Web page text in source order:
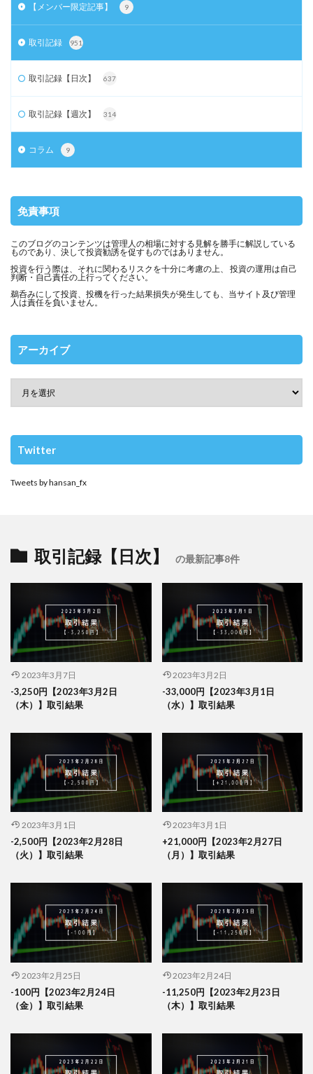
【メンバー限定記事】 9
取引記録 951
取引記録【日次】 637
取引記録【週次】 314
コラム 9
免責事項
このブログのコンテンツは管理人の相場に対する見解を勝手に解説している
ものであり、決して投資勧誘を促すものではありません。
投資を行う際は、それに関わるリスクを十分に考慮の上、 投資の運用は自己
判断・自己責任の上行ってください。
鵜呑みにして投資、投機を行った結果損失が発生しても、当サイト及び管理
人は責任を負いません。
アーカイブ
Twitter
Tweets by hansan_fx
取引記録【日次】 の最新記事8件
2023年3月7日
-3,250円【2023年3月2日
（木）】取引結果
2023年3月2日
-33,000円【2023年3月1日
（水）】取引結果
2023年3月1日
-2,500円【2023年2月28日
（火）】取引結果
2023年3月1日
+21,000円【2023年2月27日
（月）】取引結果
2023年2月25日
-100円【2023年2月24日
（金）】取引結果
2023年2月24日
-11,250円【2023年2月23日
（木）】取引結果